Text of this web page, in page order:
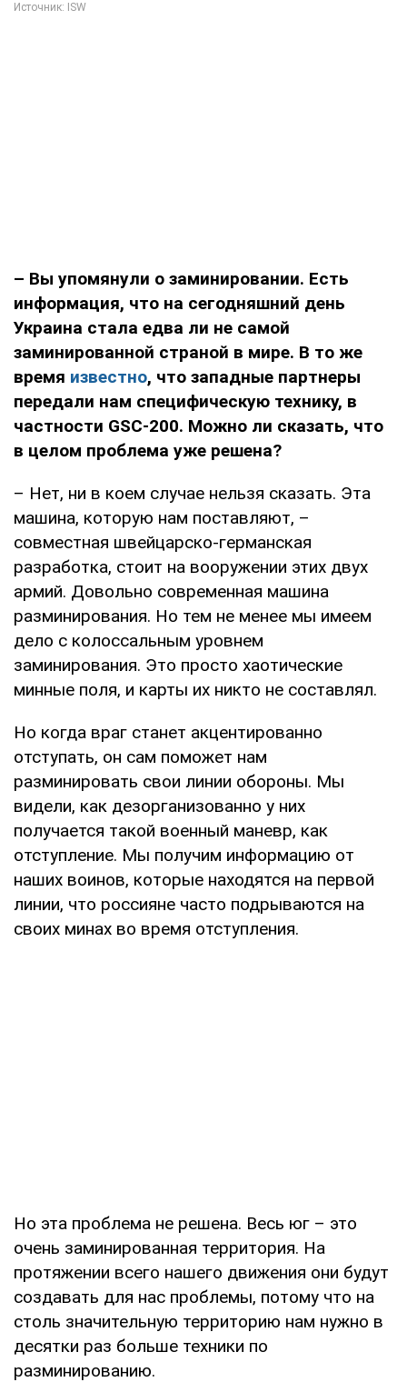
– Вы упомянули о заминировании. Есть
информация, что на сегодняшний день
Украина стала едва ли не самой
заминированной страной в мире. В то же
время известно, что западные партнеры
передали нам специфическую технику, в
частности GSC-200. Можно ли сказать, что
в целом проблема уже решена?
– Нет, ни в коем случае нельзя сказать. Эта
машина, которую нам поставляют, –
совместная швейцарско-германская
разработка, стоит на вооружении этих двух
армий. Довольно современная машина
разминирования. Но тем не менее мы имеем
дело с колоссальным уровнем
заминирования. Это просто хаотические
минные поля, и карты их никто не составлял.
Но когда враг станет акцентированно
отступать, он сам поможет нам
разминировать свои линии обороны. Мы
видели, как дезорганизованно у них
получается такой военный маневр, как
отступление. Мы получим информацию от
наших воинов, которые находятся на первой
линии, что россияне часто подрываются на
своих минах во время отступления.
Но эта проблема не решена. Весь юг – это
очень заминированная территория. На
протяжении всего нашего движения они будут
создавать для нас проблемы, потому что на
столь значительную территорию нам нужно в
десятки раз больше техники по
разминированию.